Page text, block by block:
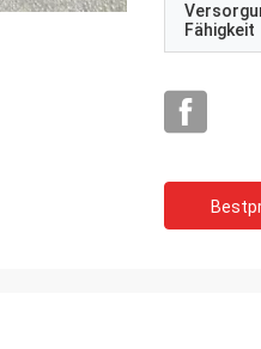
Fähigkeit